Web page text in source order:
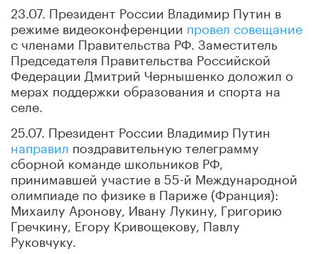
23.07. Президент России Владимир Путин в
режиме видеоконференции провел совещание
с членами Правительства РФ. Заместитель
Председателя Правительства Российской
Федерации Дмитрий Чернышенко доложил о
мерах поддержки образования и спорта на
селе.
25.07. Президент России Владимир Путин
направил поздравительную телеграмму
сборной команде школьников РФ,
принимавшей участие в 55-й Международной
олимпиаде по физике в Париже (Франция):
Михаилу Аронову, Ивану Лукину, Григорию
Гречкину, Егору Кривощекову, Павлу
Руковчуку.